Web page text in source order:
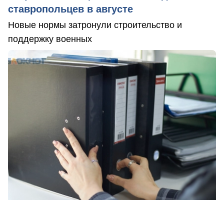
ставропольцев в августе
Новые нормы затронули строительство и
поддержку военных